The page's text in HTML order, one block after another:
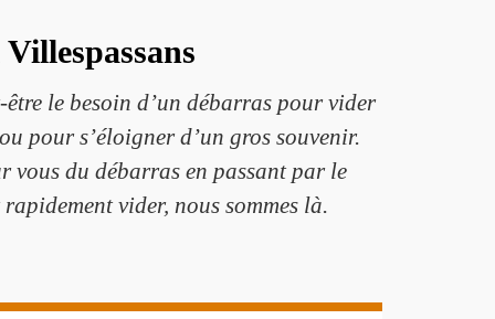
le besoin d’un débarras pour vider
pour s’éloigner d’un gros souvenir.
vous du débarras en passant par le
vider, nous sommes là.